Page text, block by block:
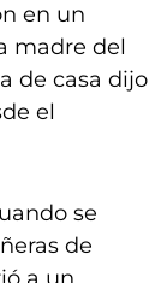
en un
madre del
de casa dijo
el
se
de